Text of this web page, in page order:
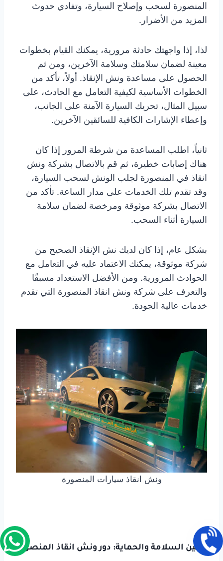
المنصورة لسحب وإصلاح السيارة، وتفادي حدوث
المزيد من الأضرار.
لذا، إذا واجهتك حادثة مرورية، يمكنك القيام بخطوات
معينة لضمان سلامتك وسلامة الآخرين، ومن ثم
الحصول على مساعدة ونش الإنقاذ. أولاً، تأكد من
الخطوات الأساسية لكيفية التعامل مع الحادث، على
سبيل المثال، تحريك السيارة الآمنة على الجانب،
وإعطاء الإشارات الكافية للسائقين الآخرين.
ثانياً، اطلب المساعدة من شرطة المرور إذا كان
هناك إصابات خطيرة، ثم قم بالاتصال بشركة ونش
انقاذ في المنصورة لجلب الونش لسحب السيارة،
وقد تقدم تلك الخدمات على مدار الساعة. تأكد من
الاتصال بشركة موثوقة ومرخصة لضمان سلامة
السيارة أثناء السحب.
بشكل عام، إذا كان لديك نش الإنقاذ الصحيح من
شركة موثوقة، يمكنك الاعتماد عليه في التعامل مع
الحوادث المرورية. ومن الأفضل الاستعداد مسبقًا
والتعرف على شركة ونش انقاذ المنصورة التي تقدم
خدمات عالية الجودة.
ونش انقاذ سيارات المنصورة
تأمين السلامة والحماية: دور ونش انقاذ المنصورة